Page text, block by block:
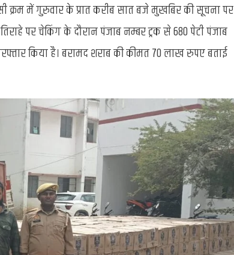
क्रम में गुरुवार के प्रात करीब सात बजे मुखबिर की सूचना पर
पर चेकिंग के दौरान पंजाब नम्बर ट्रक से 680 पेटी पंजाब
किया है। बरामद शराब की कीमत 70 लाख रुपए बताई